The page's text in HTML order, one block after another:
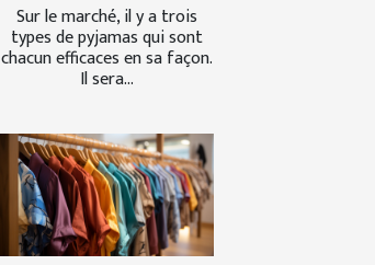
Sur le marché, il y a trois
types de pyjamas qui sont
chacun efficaces en sa façon.
Il sera...